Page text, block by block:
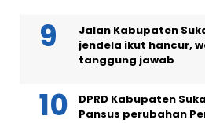
Jalan Kabupaten
jendela ikut hancur,
tanggung jawab
DPRD Kabupaten
Pansus perubahan